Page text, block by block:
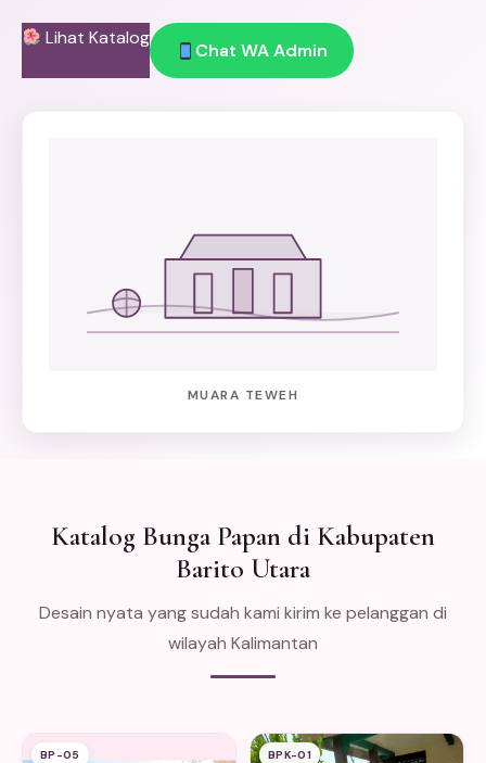
Lihat Katalog
Chat WA Admin
MUARA TEWEH
Katalog Bunga Papan di Kabupaten
Barito Utara
Desain nyata yang sudah kami kirim ke pelanggan di
wilayah Kalimantan
BP-05 BPK-01